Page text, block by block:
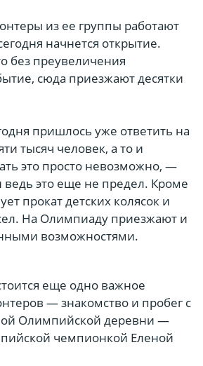
из ее группы работают
начнется открытие.
без преувеличения
сюда приезжают десятки
пришлось уже ответить на
тысяч человек, а то и
это просто невозможно, —
это еще не предел. Кроме
прокат детских колясок и
На Олимпиаду приезжают и
возможностями.
еще одно важное
— знакомство и пробег с
Олимпийской деревни —
чемпионкой Еленой